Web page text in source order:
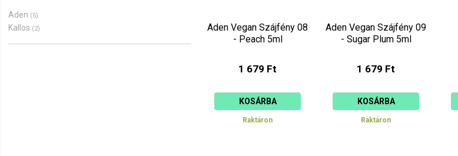
Aden (5)
Kallos (2)
Aden Vegan Szájfény 08
- Peach 5ml
1 679 Ft
KOSÁRBA
Raktáron
Aden Vegan Szájfény 09
- Sugar Plum 5ml
1 679 Ft
KOSÁRBA
Raktáron